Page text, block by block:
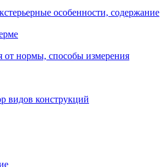
особенности, содержание
от нормы, способы измерения
видов конструкций